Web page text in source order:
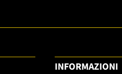
INFORMAZIONI